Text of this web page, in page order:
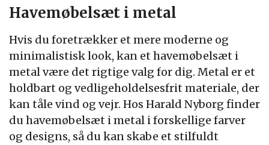
Havemøbelsæt i metal
Hvis du foretrækker et mere moderne og
minimalistisk look, kan et havemøbelsæt i
metal være det rigtige valg for dig. Metal er et
holdbart og vedligeholdelsesfrit materiale, der
kan tåle vind og vejr. Hos Harald Nyborg finder
du havemøbelsæt i metal i forskellige farver
og designs, så du kan skabe et stilfuldt